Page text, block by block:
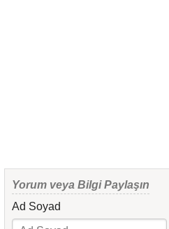
Yorum veya Bilgi Paylaşın
Ad Soyad